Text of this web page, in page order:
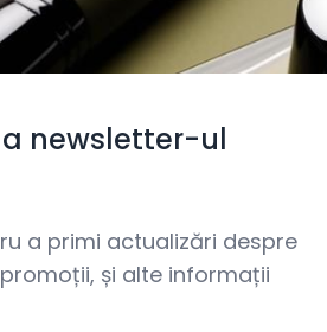
newsletter-ul
a primi actualizări despre
și alte informații